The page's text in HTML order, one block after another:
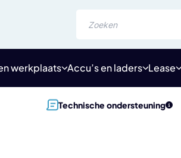
werkplaats Accu’s en laders Lease
Technische ondersteuning